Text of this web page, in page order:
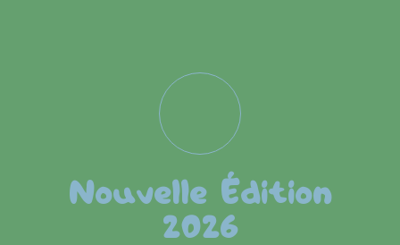
Nouvelle Édition
2026